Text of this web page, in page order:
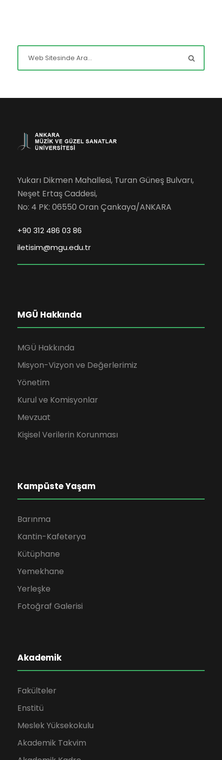
Yukarı Dikmen Mahallesi, Turan Güneş Bulvarı,
Neşet Ertaş Caddesi,
No: 4 PK: 06550 Oran Çankaya/ANKARA
+90 312 486 03 86
iletisim@mgu.edu.tr
MGÜ Hakkında
MGÜ Hakkında
Misyon-Vizyon ve Değerlerimiz
Yönetim
Kurul ve Komisyonlar
Mevzuat
Kişisel Verilerin Korunması
Kampüste Yaşam
Barınma
Kantin-Kafeterya
Kütüphane
Yemekhane
Yerleşke
Fotoğraf Galerisi
Akademik
Fakülteler
Enstitü
Meslek Yüksekokulu
Akademik Takvim